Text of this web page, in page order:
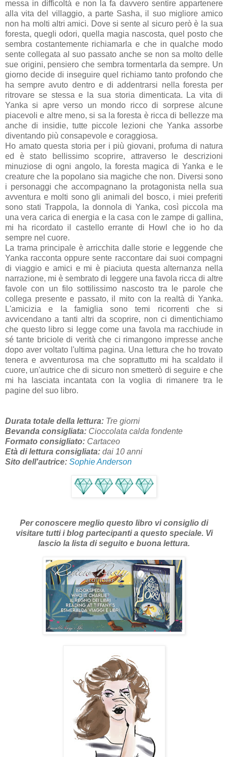
messa in difficoltà e non la fa davvero sentire appartenere
alla vita del villaggio, a parte Sasha, il suo migliore amico
non ha molti altri amici. Dove si sente al sicuro però è la sua
foresta, quegli odori, quella magia nascosta, quel posto che
sembra costantemente richiamarla e che in qualche modo
sente collegata al suo passato anche se non sa molto delle
sue origini, pensiero che sembra tormentarla da sempre. Un
giorno decide di inseguire quel richiamo tanto profondo che
ha sempre avuto dentro e di addentrarsi nella foresta per
ritrovare se stessa e la sua storia dimenticata. La vita di
Yanka si apre verso un mondo ricco di sorprese alcune
piacevoli e altre meno, si sa la foresta è ricca di bellezze ma
anche di insidie, tutte piccole lezioni che Yanka assorbe
diventando più consapevole e coraggiosa.
Ho amato questa storia per i più giovani, profuma di natura
ed è stato bellissimo scoprire, attraverso le descrizioni
minuziose di ogni angolo, la foresta magica di Yanka e le
creature che la popolano sia magiche che non. Diversi sono
i personaggi che accompagnano la protagonista nella sua
avventura e molti sono gli animali del bosco, i miei preferiti
sono stati Trappola, la donnola di Yanka, così piccola ma
una vera carica di energia e la casa con le zampe di gallina,
mi ha ricordato il castello errante di Howl che io ho da
sempre nel cuore.
La trama principale è arricchita dalle storie e leggende che
Yanka racconta oppure sente raccontare dai suoi compagni
di viaggio e amici e mi è piaciuta questa alternanza nella
narrazione, mi è sembrato di leggere una favola ricca di altre
favole con un filo sottilissimo nascosto tra le parole che
collega presente e passato, il mito con la realtà di Yanka.
L'amicizia e la famiglia sono temi ricorrenti che si
avvicendano a tanti altri da scoprire, non ci dimentichiamo
che questo libro si legge come una favola ma racchiude in
sé tante briciole di verità che ci rimangono impresse anche
dopo aver voltato l'ultima pagina. Una lettura che ho trovato
tenera e avventurosa ma che soprattutto mi ha scaldato il
cuore, un'autrice che di sicuro non smetterò di seguire e che
mi ha lasciata incantata con la voglia di rimanere tra le
pagine del suo libro.
Durata totale della lettura: Tre giorni
Bevanda consigliata: Cioccolata calda fondente
Formato consigliato: Cartaceo
Età di lettura consigliata: dai 10 anni
Sito dell'autrice: Sophie Anderson
Per conoscere meglio questo libro vi consiglio di
visitare tutti i blog partecipanti a questo speciale. Vi
lascio la lista di seguito e buona lettura.